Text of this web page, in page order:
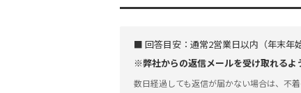
■ 回答目安： 通常2営業日以内（年末年
※弊社からの返信メールを受け取れる
数日経過しても返信が届かない場合は、不